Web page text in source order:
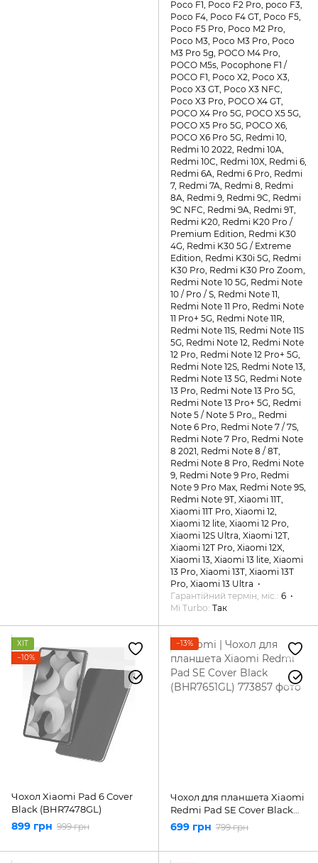
Poco F1, Poco F2 Pro, poco F3,
Poco F4, Poco F4 GT, Poco F5,
Poco F5 Pro, Poco M2 Pro,
Poco M3, Poco M3 Pro, Poco
M3 Pro 5g, POCO M4 Pro,
POCO M5s, Pocophone F1 /
POCO F1, Poco X2, Poco X3,
Poco X3 GT, Poco X3 NFC,
Poco X3 Pro, POCO X4 GT,
POCO X4 Pro 5G, POCO X5 5G,
POCO X5 Pro 5G, POCO X6,
POCO X6 Pro 5G, Redmi 10,
Redmi 10 2022, Redmi 10A,
Redmi 10C, Redmi 10X, Redmi 6,
Redmi 6A, Redmi 6 Pro, Redmi
7, Redmi 7A, Redmi 8, Redmi
8A, Redmi 9, Redmi 9С, Redmi
9С NFC, Redmi 9A, Redmi 9T,
Redmi K20, Redmi K20 Pro /
Premium Edition, Redmi K30
4G, Redmi K30 5G / Extreme
Edition, Redmi K30i 5G, Redmi
K30 Pro, Redmi K30 Pro Zoom,
Redmi Note 10 5G, Redmi Note
10 / Pro / S, Redmi Note 11,
Redmi Note 11 Pro, Redmi Note
11 Pro+ 5G, Redmi Note 11R,
Redmi Note 11S, Redmi Note 11S
5G, Redmi Note 12, Redmi Note
12 Pro, Redmi Note 12 Pro+ 5G,
Redmi Note 12S, Redmi Note 13,
Redmi Note 13 5G, Redmi Note
13 Pro, Redmi Note 13 Pro 5G,
Redmi Note 13 Pro+ 5G, Redmi
Note 5 / Note 5 Pro,, Redmi
Note 6 Pro, Redmi Note 7 / 7S,
Redmi Note 7 Pro, Redmi Note
8 2021, Redmi Note 8 / 8T,
Redmi Note 8 Pro, Redmi Note
9, Redmi Note 9 Pro, Redmi
Note 9 Pro Max, Redmi Note 9S,
Redmi Note 9T, Xiaomi 11T,
Xiaomi 11T Pro, Xiaomi 12,
Xiaomi 12 lite, Xiaomi 12 Pro,
Xiaomi 12S Ultra, Xiaomi 12T,
Xiaomi 12T Pro, Xiaomi 12X,
Xiaomi 13, Xiaomi 13 lite, Xiaomi
13 Pro, Xiaomi 13T, Xiaomi 13T
Pro, Xiaomi 13 Ultra
Гарантійний термін, міс.
6
Mi Turbo Так
ХІТ
−10%
Чохол Xiaomi Pad 6 Cover
Black (BHR7478GL)
899 грн 999 грн
−13%
Чохол для планшета Xiaomi
Redmi Pad SE Cover Black
(BHR7651GL)
699 грн 799 грн